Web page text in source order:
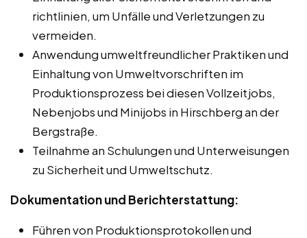
richtlinien, um Unfälle und Verletzungen zu
vermeiden.
Anwendung umweltfreundlicher Praktiken und
Einhaltung von Umweltvorschriften im
Produktionsprozess bei diesen Vollzeitjobs,
Nebenjobs und Minijobs in Hirschberg an der
Bergstraße.
Teilnahme an Schulungen und Unterweisungen
zu Sicherheit und Umweltschutz.
Dokumentation und Berichterstattung:
Führen von Produktionsprotokollen und